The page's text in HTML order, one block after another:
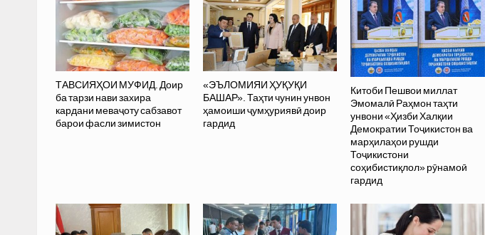
ТАВСИЯҲОИ МУФИД. Доир
ба тарзи нави захира
кардани меваҷоту сабзавот
барои фасли зимистон
«ЭЪЛОМИЯИ ҲУҚУҚИ
БАШАР». Таҳти чунин унвон
ҳамоиши ҷумҳуриявӣ доир
гардид
Китоби Пешвои миллат
Эмомалӣ Раҳмон таҳти
унвони «Ҳизби Халқии
Демократии Тоҷикистон ва
марҳилаҳои рушди
Тоҷикистони
соҳибистиқлол» рӯнамоӣ
гардид